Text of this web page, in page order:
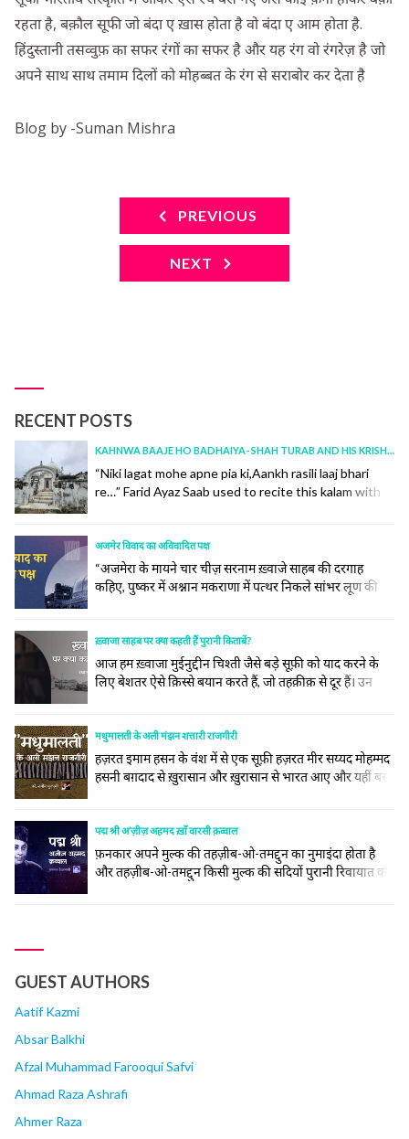
रहता है, बक़ौल सूफी जो बंदा ए ख़ास होता है वो बंदा ए आम होता है.
हिंदुस्तानी तसव्वुफ़ का सफर रंगों का सफर है और यह रंग वो रंगरेज़ है जो
अपने साथ साथ तमाम दिलों को मोहब्बत के रंग से सराबोर कर देता है
Blog by -Suman Mishra
PREVIOUS
NEXT
RECENT POSTS
“Niki lagat mohe apne pia ki,Aankh rasili laaj bhari
re…” Farid Ayaz Saab used to recite this kalam with
was a curious learner, had accepted it in absolute
humility.Incidentally, today is the 100th... continue
reading
अजमेर विवाद का अविवादित पक्ष
“अजमेरा के मायने चार चीज़ सरनाम ख़्वाजे साहब की दरगाह
कहिए, पुष्कर में अश्नान मकराणा में पत्थर निकले सांभर लूण की
अजमेर सूफ़ी संतों के लिए एक ऐसा झरना है जहाँ देश... continue
reading
ख़्वाजा साहब पर क्या कहती हैं पुरानी किताबें?
आज हम ख़्वाजा मुईनुद्दीन चिश्ती जैसे बड़े सूफ़ी को याद करने के
लिए बेशतर ऐसे क़िस्से बयान करते हैं, जो तहक़ीक़ से दूर हैं। उन
मधुमालती के अली मंझन शत्तारी राजगीरी
हज़रत इमाम हसन के वंश में से एक सूफ़ी हज़रत मीर सय्यद मोहम्मद
हसनी बग़दाद से ख़ुरासान और ख़ुरासान से भारत आए और यहीं बस
मोहम्मद बिन अज़ीज़-उद्दीन हुसैन बिन मोहम्मद अल-क़रशी बिन
अबू... continue reading
पद्म श्री अ’ज़ीज़ अहमद ख़ाँ वारसी क़व्वाल
फ़नकार अपने मुल्क की तहज़ीब-ओ-तमद्दुन का नुमाइंदा होता है
और तहज़ीब-ओ-तमद्दुन किसी मुल्क की सदियों पुरानी रिवायात का
GUEST AUTHORS
Aatif Kazmi
Absar Balkhi
Afzal Muhammad Farooqui Safvi
Ahmad Raza Ashrafi
Ahmer Raza